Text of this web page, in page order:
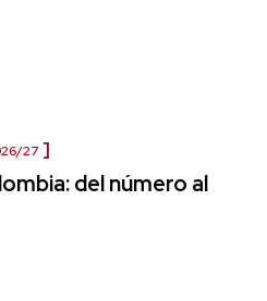
27
del número al